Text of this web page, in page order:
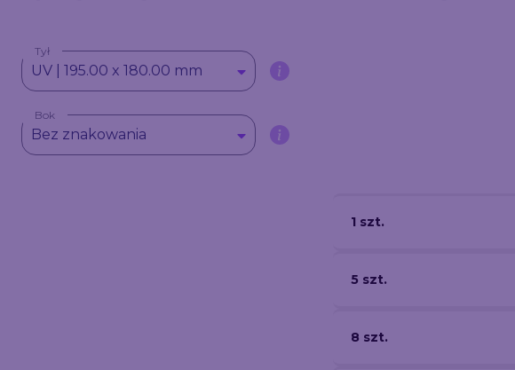
Tył
UV | 195.00 x 180.00 mm
Bok
Bez znakowania
1 szt.
5 szt.
8 szt.